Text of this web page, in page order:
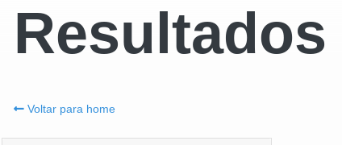
Voltar para home